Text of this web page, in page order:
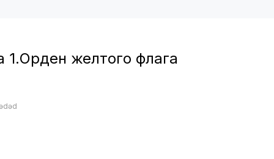
1.Орден желтого флага